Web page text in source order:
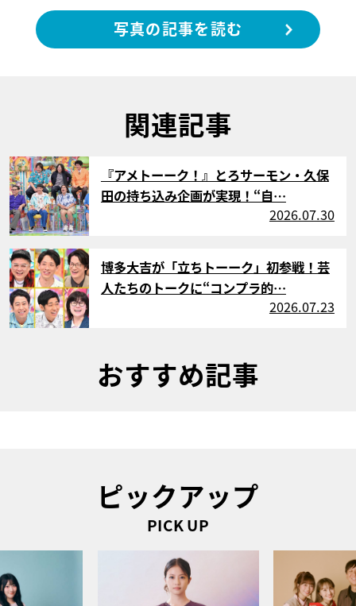
写真の記事を読む
関連記事
サムネイル
『アメトーーク！』とろサーモン・久保
田の持ち込み企画が実現！“自…
2026.07.30
サムネイル
博多大吉が「立ちトーーク」初参戦！芸
人たちのトークに“コンプラ的…
2026.07.23
おすすめ記事
ピックアップ
PICK UP